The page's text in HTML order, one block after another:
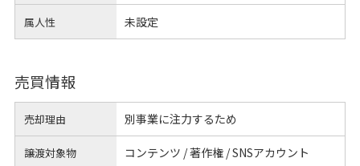
属人性 未設定
売買情報
売却理由 別事業に注力するため
譲渡対象物 コンテンツ / 著作権 / SNSアカウント